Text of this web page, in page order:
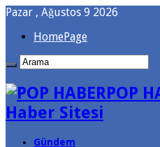
Pazar , Ağustos 9 2026
HomePage
POP
Haber Sitesi
Gündem